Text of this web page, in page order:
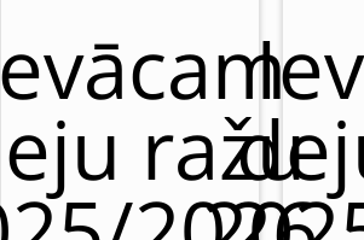
ražu